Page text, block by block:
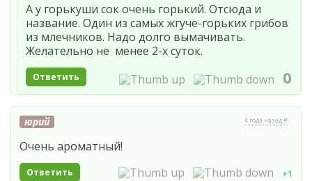
А у горькуши сок очень горький. Отсюда и
название. Один из самых жгуче-горьких грибов
из млечников. Надо долго вымачивать.
Желательно не менее 2-х суток.
Ответить 0
юрий 4 года назад #
Очень ароматный!
Ответить +1